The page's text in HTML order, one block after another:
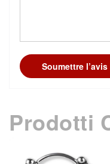
Soumettre l’avis
Prodotti